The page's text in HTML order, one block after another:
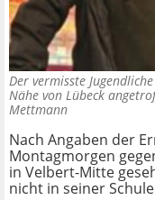
Der vermisste
Nähe von Lübeck
Mettmann
Nach Angaben der
Montagmorgen
in Velbert-Mitte
nicht in seiner